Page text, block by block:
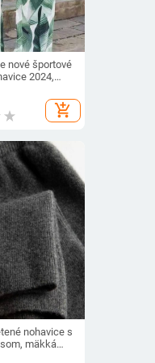
nové športové
2024,
dámske
so
šnúrkou, široké
add_shopping_cart
nohavice s
mäkká
zmes,